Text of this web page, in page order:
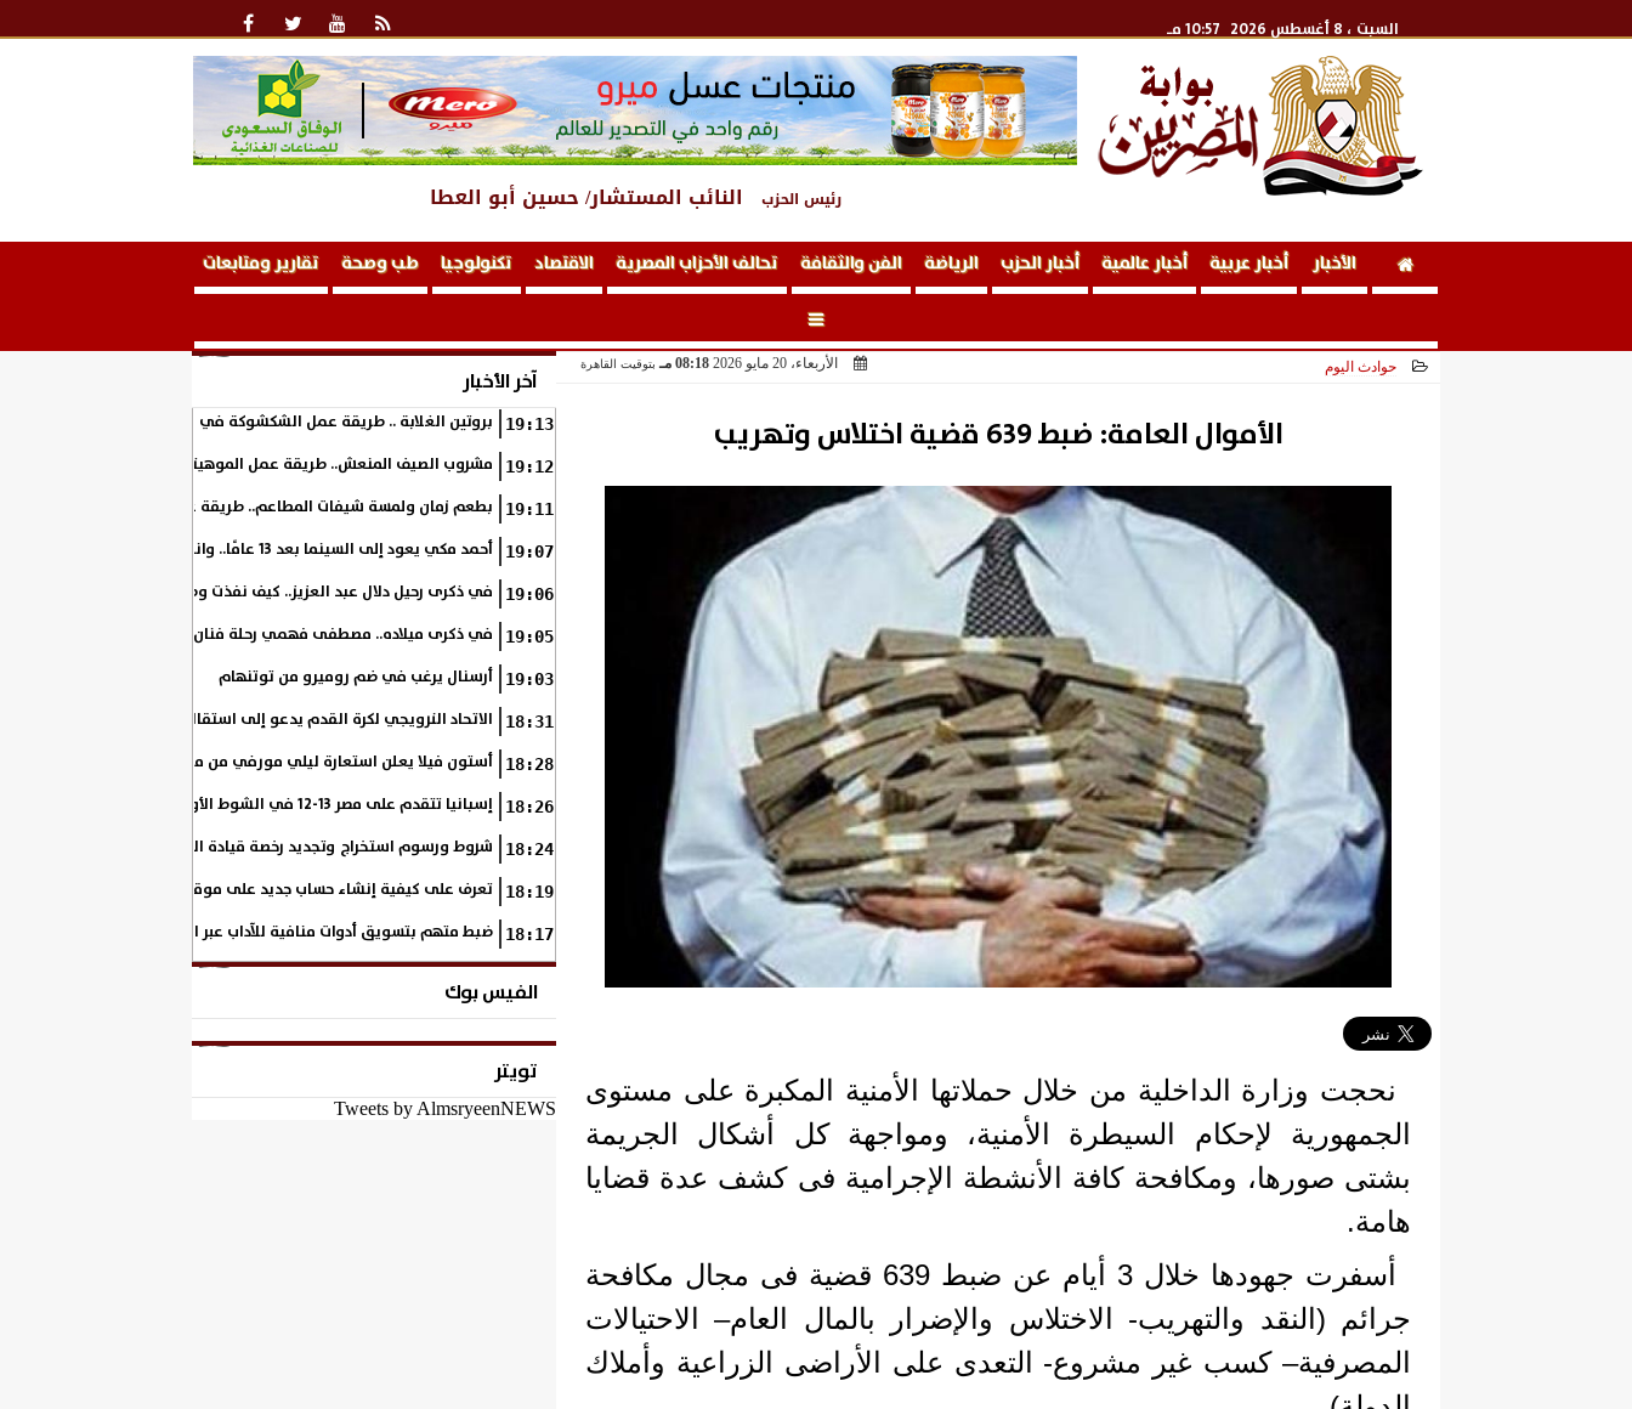
السبت ، 8 أغسطس 2026 10:57 مـ
رئيس الحزب النائب المستشار/ حسين أبو العطا
الأخبار أخبار عربية أخبار عالمية أخبار الحزب الرياضة الفن والثقافة تحالف الأحزاب المصرية الاقتصاد تكنولوجيا طب وصحة تقارير ومتابعات
حوادث اليوم الأربعاء، 20 مايو 2026 08:18 مـ بتوقيت القاهرة
الأموال العامة: ضبط 639 قضية اختلاس وتهريب
نحجت وزارة الداخلية من خلال حملاتها الأمنية المكبرة على مستوى
الجمهورية لإحكام السيطرة الأمنية، ومواجهة كل أشكال الجريمة
بشتى صورها، ومكافحة كافة الأنشطة الإجرامية فى كشف عدة قضايا
هامة.
أسفرت جهودها خلال 3 أيام عن ضبط 639 قضية فى مجال مكافحة
جرائم (النقد والتهريب- الاختلاس والإضرار بالمال العام– الاحتيالات
المصرفية– كسب غير مشروع- التعدى على الأراضى الزراعية وأملاك
آخر الأخبار
19:13 بروتين الغلابة .. طريقة عمل الشكشوكة في المنزل
19:12 مشروب الصيف المنعش.. طريقة عمل الموهيتو بالفراولة في المنزل بطعم
19:11 بطعم زمان ولمسة شيفات المطاعم.. طريقة عمل الكوسة بالبشاميل في
19:07 أحمد مكي يعود إلى السينما بعد 13 عامًا.. وانطلاق تصوير «فرصة سعيدة»
19:06 في ذكرى رحيل دلال عبد العزيز.. كيف نفذت وصية والدتها على مدار
19:05 في ذكرى ميلاده.. مصطفى فهمي رحلة فنان بدأ من خلف الكاميرا وانتهى
19:03 أرسنال يرغب في ضم روميرو من توتنهام
18:31 الاتحاد النرويجي لكرة القدم يدعو إلى استقالة جاني إنفانتينو
18:28 أستون فيلا يعلن استعارة ليلي مورفي من مانشستر سيتي
18:26 إسبانيا تتقدم على مصر 13-12 في الشوط الأول.. وناشئات الفراعنة يواصلن حلم بلوغ نهائي مونديال اليد
18:24 شروط ورسوم استخراج وتجديد رخصة قيادة الدراجة النارية
18:19 تعرف على كيفية إنشاء حساب جديد على موقع وزارة الداخلية المصرية
18:17 ضبط متهم بتسويق أدوات منافية للآداب عبر السوشيال ميديا
الفيس بوك
تويتر
Tweets by AlmsryeenNEWS